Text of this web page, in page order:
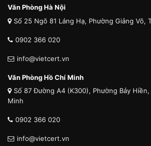
Văn Phòng Hà Nội
Số 25 Ngõ 81 Láng Hạ, Phường Giảng Võ,
0902 366 020
info@vietcert.vn
Văn Phòng Hồ Chí Minh
Số 87 Đường A4 (K300), Phường Bảy
Minh
0902 366 020
info@vietcert.vn